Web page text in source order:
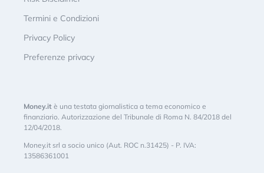
Termini e Condizioni
Privacy Policy
Preferenze privacy
Money.it è una testata giornalistica a tema economico e
finanziario. Autorizzazione del Tribunale di Roma N. 84/2018 del
12/04/2018.
Money.it srl a socio unico (Aut. ROC n.31425) - P. IVA:
13586361001